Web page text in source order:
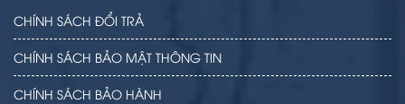
CHÍNH SÁCH ĐỔI TRẢ
CHÍNH SÁCH BẢO MẬT THÔNG TIN
CHÍNH SÁCH BẢO HÀNH